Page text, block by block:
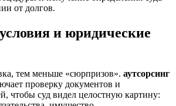
от долгов.
и юридические
тем меньше «сюрпризов». аутсорсинг
проверку документов и
чтобы суд видел целостную картину: